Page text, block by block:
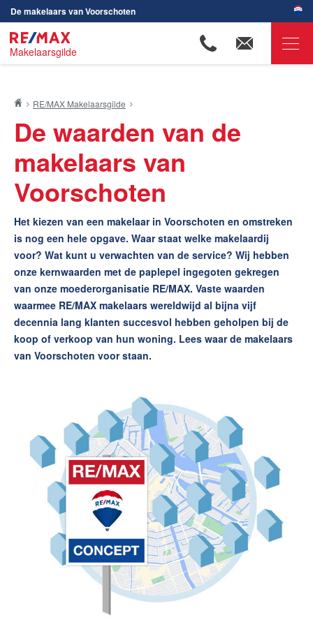
De makelaars van Voorschoten
Makelaarsgilde
Onze voordelen
De grootste makelaarsorganisatie
Reviews van blije klanten
Word jij onze nieuwe makelaar?
Onze waarden
Onze verkochte woningen
Ons aanbod
Onze makelaars
Wijken in Voorschoten
Huis verkopen
Onze diensten
Maak een afspraak
RE/MAX Makelaarsgilde
makelaarsgilde@remax.nl
+31 71 516 23 70
RE/MAX Makelaarsgilde
De waarden van de
makelaars van
Voorschoten
Het kiezen van een makelaar in Voorschoten en omstreken
is nog een hele opgave. Waar staat welke makelaardij
voor? Wat kunt u verwachten van de service? Wij hebben
onze kernwaarden met de paplepel ingegoten gekregen
van onze moederorganisatie RE/MAX. Vaste waarden
waarmee RE/MAX makelaars wereldwijd al bijna vijf
decennia lang klanten succesvol hebben geholpen bij de
koop of verkoop van hun woning. Lees waar de makelaars
van Voorschoten voor staan.